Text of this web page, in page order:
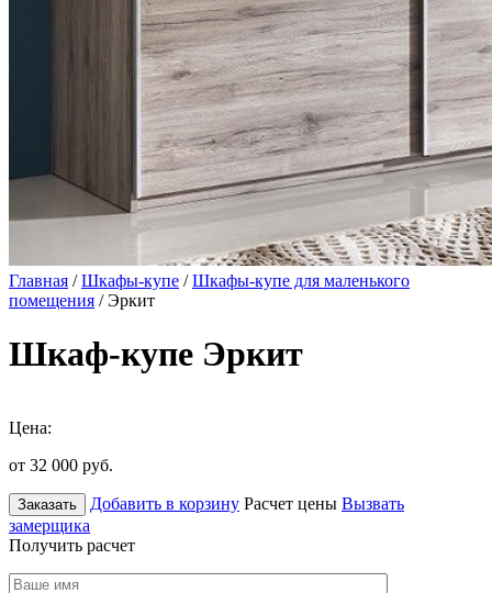
Главная /Шкафы-купе /Шкафы-купе для маленького
помещения / Эркит
Шкаф-купе Эркит
Цена:
от 32 000 руб.
Заказать Добавить в корзину Расчет цены Вызвать
замерщика
Получить расчет